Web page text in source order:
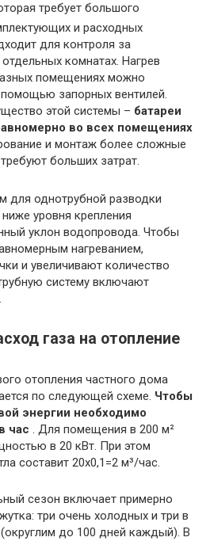
требует большого
и расходных
для контроля за
комнатах. Нагрев
помещениях можно
помощью запорных вентилей.
этой системы – батареи
во всех помещениях
и монтаж более сложные
больших затрат.
для однотрубной разводки
уровня крепления
уклон водопровода. Чтобы
нагреванием,
и увеличивают количество
систему включают
газа на отопление
отопления частного дома
по следующей схеме. Чтобы
энергии необходимо
час . Для помещения в 200 м²
в 20 кВт. При этом
составит 20х0,1=2 м³/час.
сезон включает примерно
три очень холодных и три в
до 100 дней каждый). В